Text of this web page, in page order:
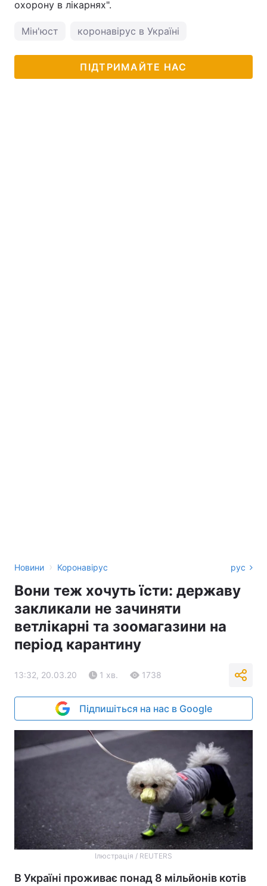
охорону в лікарнях".
Мін'юст коронавірус в Україні
ПІДТРИМАЙТЕ НАС
Новини › Коронавірус рус
Вони теж хочуть їсти: державу
закликали не зачиняти
ветлікарні та зоомагазини на
період карантину
13:32, 20.03.20 1 хв. 1738
Підпишіться на нас в Google
Ілюстрація / REUTERS
В Україні проживає понад 8 мільйонів котів